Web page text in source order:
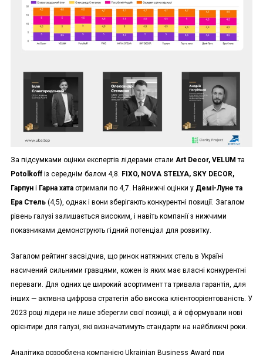
За підсумками оцінки експертів лідерами стали Art Decor, VELUMта
Potolkoffіз середнім балом 4,8. FIXO, NOVA STELYA, SKY DECOR,
Гарпун і Гарна хатаотримали по 4,7. Найнижчі оцінки у Демі-Луне та
Ера Стель (4,5), однак і вони зберігають конкурентні позиції. Загалом
рівень галузі залишається високим, і навіть компанії з нижчими
показниками демонструють гідний потенціал для розвитку.
Загалом рейтинг засвідчив, що ринок натяжних стель в Україні
насичений сильними гравцями, кожен із яких має власні конкурентні
переваги. Для одних це широкий асортимент та тривала гарантія, для
інших — активна цифрова стратегія або висока клієнтоорієнтованість. У
2023 році лідери не лише зберегли свої позиції, а й сформували нові
орієнтири для галузі, які визначатимуть стандарти на найближчі роки.
Аналітика розроблена компанією Ukrainian Business Award при